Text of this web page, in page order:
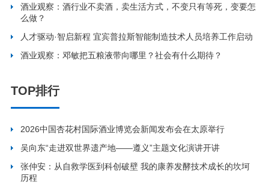
酒业观察：酒行业不卖酒，卖生活方式，不变只有等死，变要怎
么做？
人才驱动·智启新程 宜宾普拉斯智能制造技术人员培养工作启动
酒业观察：邓敏把五粮液带向哪里？社会有什么期待？
TOP排行
2026中国杏花村国际酒业博览会新闻发布会在太原举行
吴向东“走进双世界遗产地——遵义”主题文化演讲开讲
张仲安：从自救学医到科创破壁 我的康养发酵技术成长的坎坷
历程